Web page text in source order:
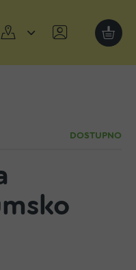
Moja
DOSTUPNO